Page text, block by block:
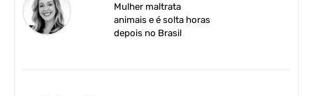
Mulher maltrata
animais e é solta horas
depois no Brasil